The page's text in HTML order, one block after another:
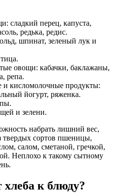
сладкий перец, капуста,
редька, редис.
шпинат, зеленый лук и
овощи: кабачки, баклажаны,
репа.
и кисломолочные продукты:
йогурт, ряженка.
и зелени.
набрать лишний вес,
твердых сортов пшеницы,
салом, сметаной, гречкой,
Неплохо к такому сытному
к блюду?